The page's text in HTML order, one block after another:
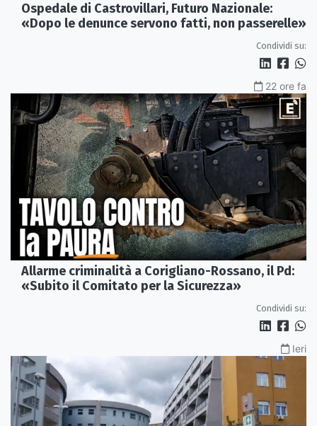
Ospedale di Castrovillari, Futuro Nazionale:
«Dopo le denunce servono fatti, non passerelle»
Condividi su:
22 ore fa
Allarme criminalità a Corigliano-Rossano, il Pd:
«Subito il Comitato per la Sicurezza»
Condividi su:
Ieri